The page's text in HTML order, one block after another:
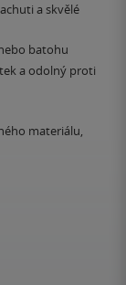
a skvělé
batohu
a odolný proti
materiálu,